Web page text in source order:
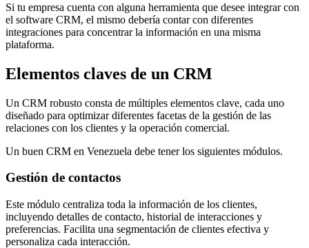
Si tu empresa cuenta con alguna herramienta que desee integrar con
el software CRM, el mismo debería contar con diferentes
integraciones para concentrar la información en una misma
plataforma.
Elementos claves de un CRM
Un CRM robusto consta de múltiples elementos clave, cada uno
diseñado para optimizar diferentes facetas de la gestión de las
relaciones con los clientes y la operación comercial.
Un buen CRM en Venezuela debe tener los siguientes módulos.
Gestión de contactos
Este módulo centraliza toda la información de los clientes,
incluyendo detalles de contacto, historial de interacciones y
preferencias. Facilita una segmentación de clientes efectiva y
personaliza cada interacción.